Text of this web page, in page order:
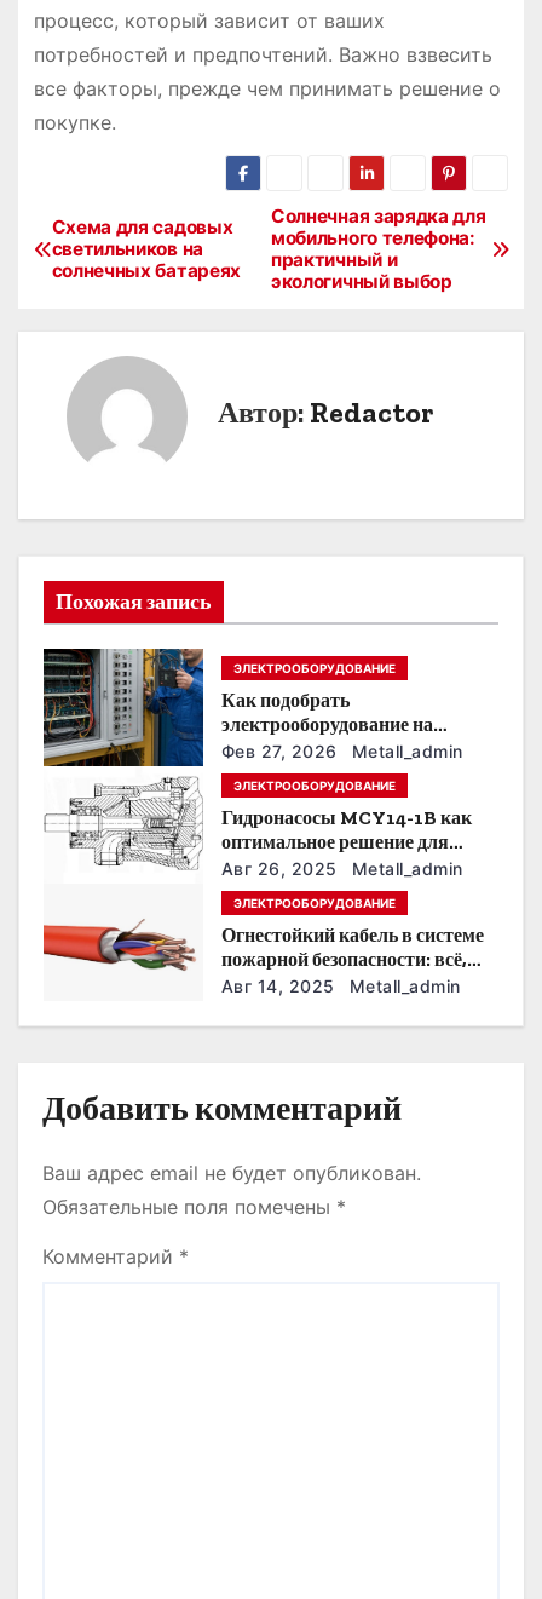
процесс, который зависит от ваших
потребностей и предпочтений. Важно взвесить
все факторы, прежде чем принимать решение о
покупке.
Н
ц
я
п
о
з
а
с
Солнечная зарядка для
мобильного телефона:
практичный и
экологичный выбор
Схема для садовых
светильников на
солнечных батареях
Автор: Redactor
Похожая запись
ЭЛЕКТРООБОРУДОВАНИЕ
Как подобрать
электрооборудование на
предприятии под тяжелые
условия эксплуатации
Фев 27, 2026 Metall_admin
ЭЛЕКТРООБОРУДОВАНИЕ
Гидронасосы MCY14-1B как
оптимальное решение для
модернизации гидросистем
Авг 26, 2025 Metall_admin
ЭЛЕКТРООБОРУДОВАНИЕ
Огнестойкий кабель в системе
пожарной безопасности: всё,
что нужно знать
Авг 14, 2025 Metall_admin
Добавить комментарий
Ваш адрес email не будет опубликован.
Обязательные поля помечены *
Комментарий *